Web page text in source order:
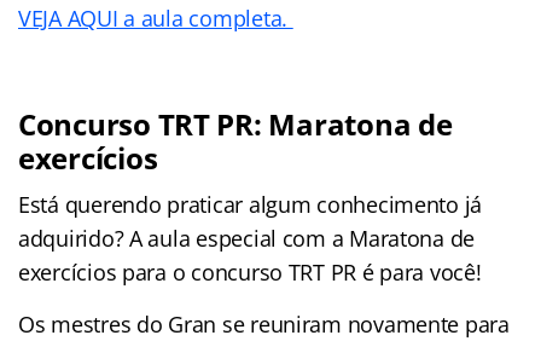
VEJA AQUI a aula completa.
Concurso TRT PR: Maratona de
exercícios
Está querendo praticar algum conhecimento já
adquirido? A aula especial com a Maratona de
exercícios para o concurso TRT PR é para você!
Os mestres do Gran se reuniram novamente para